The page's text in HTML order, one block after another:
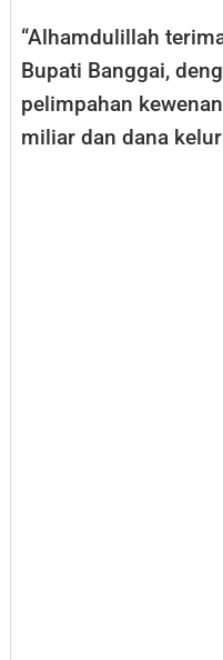
“Alhamdulillah
Bupati Banggai,
pelimpahan
miliar dan dana